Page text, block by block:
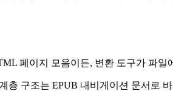
페이지 모음이든, 변환 도구가 파
구조는 EPUB 내비게이션 문서로